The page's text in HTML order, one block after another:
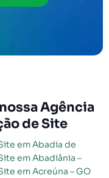
Agência
de Site
em Acreúna – GO